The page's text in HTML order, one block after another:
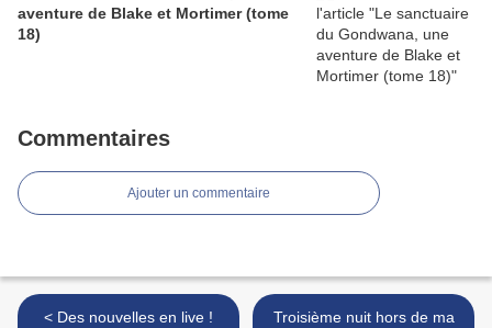
aventure de Blake et Mortimer (tome
18)
Commentaires
Ajouter un commentaire
< Des nouvelles en live !
Troisième nuit hors de ma